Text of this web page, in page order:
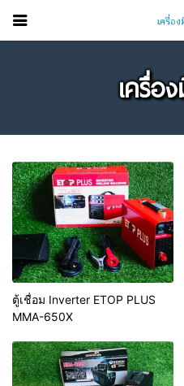
เครื่อ
ตู้เชื่อม Inverter ETOP PLUS
MMA-650X